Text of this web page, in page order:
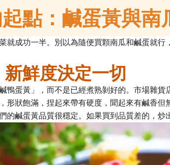
點：鹹蛋黃與南
就成功一半。別以為隨便買顆南瓜和鹹蛋就行
鮮度決定一切
鴨蛋黃」，而不是已經煮熟剝好的。市場雜
形狀飽滿，捏起來帶有硬度，聞起來有鹹香
的鹹蛋黃品質很穩定。如果買到品質差的，炒